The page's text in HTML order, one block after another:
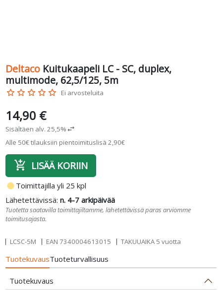
Deltaco Kuitukaapeli LC - SC, duplex,
multimode, 62,5/125, 5m
star_border star_border star_border star_border star_border Ei arvosteluita
14,90 €
Sisältäen alv. 25,5%swap_horiz
Alle 50€ tilauksiin pientoimituslisä 2,90€
add_shopping_cart LISÄÄ KORIIN
fiber_manual_record Toimittajilla yli 25 kpl
Lähetettävissä:n. 4-7 arkipäivää
Tuotetta saatavilla toimittajiltamme, lähetettävissä paras arviomme
toimitusajasta.
LCSC-5M EAN 7340004613015 TAKUUAIKA 5 vuotta
TuotekuvausTuoteturvallisuus
Tuotekuvaus